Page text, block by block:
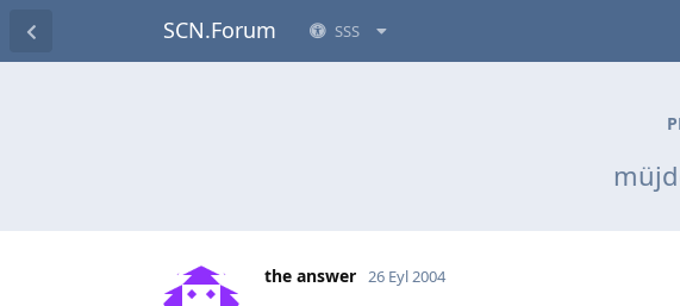
SCN.Forum SSS
the answer 26 Eyl 2004